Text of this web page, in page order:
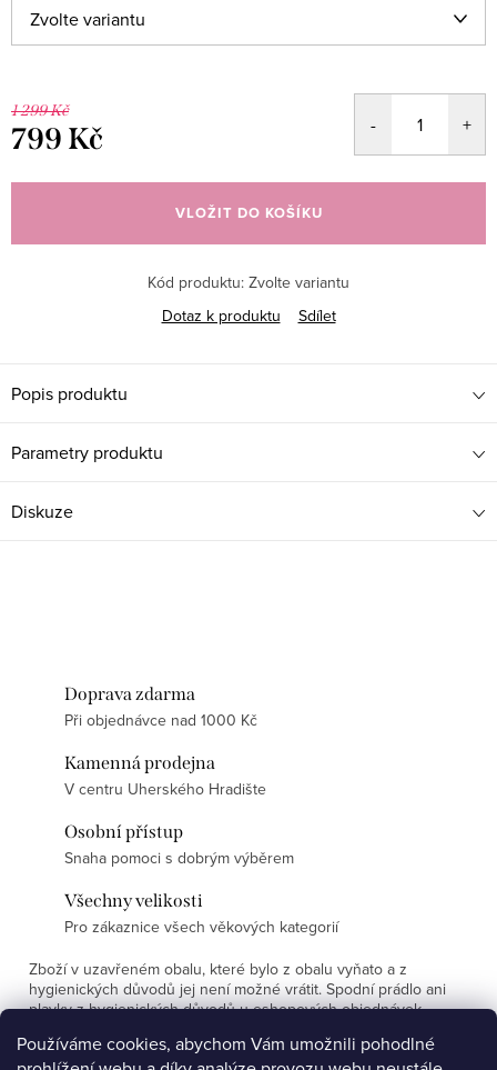
Používáme cookies, abychom Vám umožnili pohodlné
1 299 Kč
799 Kč
cena:
VLOŽIT DO KOŠÍKU
Kód produktu: Zvolte variantu
Dotaz k produktu
Sdílet
Popis produktu
Parametry produktu
Diskuze
Doprava zdarma
Při objednávce nad 1000 Kč
Kamenná prodejna
V centru Uherského Hradište
Osobní přístup
Snaha pomoci s dobrým výběrem
Všechny velikosti
Pro zákaznice všech věkových kategorií
Zboží v uzavřeném obalu, které bylo z obalu vyňato a z
hygienických důvodů jej není možné vrátit. Spodní prádlo ani
plavky z hygienických důvodů u eshopových objednávek